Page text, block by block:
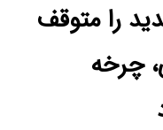
را متوقف
چرخه